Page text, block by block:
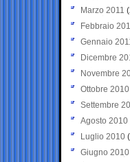
Marzo 2011
Febbraio
Gennaio
Dicembre
Novembre
Ottobre 2010
Settembre
Agosto 2010
Luglio 2010
Giugno 2010